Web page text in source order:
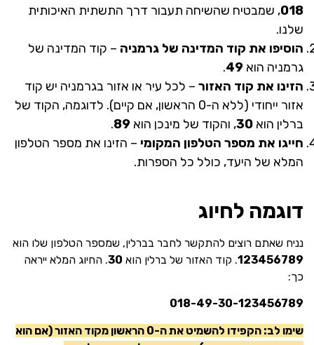
018, שמבטיח שהשיחה תעבור דרך התשתית האיכותית
שלנו.
הוסיפו את קוד המדינה של גרמניה – קוד המדינה של
גרמניה הוא 49
.
הזינו את קוד האזור – לכל עיר או אזור בגרמניה יש קוד
אזור ייחודי (ללא ה-0 הראשון, אם קיים). לדוגמה, הקוד של
ברלין הוא 30, והקוד של מינכן הוא 89
.
חייגו את מספר הטלפון המקומי – הזינו את מספר הטלפון
המלא של היעד, כולל כל הספרות.
דוגמה לחיוג
נניח שאתם רוצים להתקשר לחבר בברלין, שמספר הטלפון שלו הוא
123456789. קוד האזור של ברלין הוא 30. החיוג המלא ייראה
כך:
018-49-30-123456789
שימו לב: הקפידו להשמיט את ה-0 הראשון מקוד האזור (אם הוא